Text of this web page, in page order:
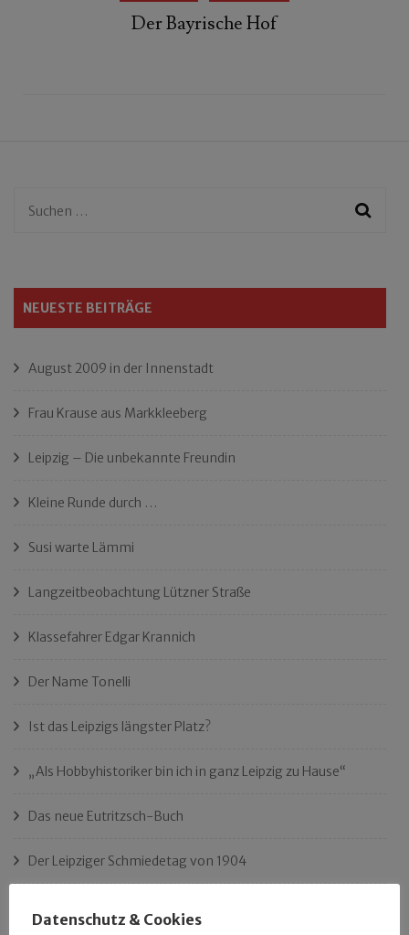
Der Bayrische Hof
Suchen
NEUESTE BEITRÄGE
August 2009 in der Innenstadt
Frau Krause aus Markkleeberg
Leipzig – Die unbekannte Freundin
Kleine Runde durch …
Susi warte Lämmi
Langzeitbeobachtung Lützner Straße
Klassefahrer Edgar Krannich
Der Name Tonelli
Ist das Leipzigs längster Platz?
„Als Hobbyhistoriker bin ich in ganz Leipzig zu Hause“
Das neue Eutritzsch-Buch
Der Leipziger Schmiedetag von 1904
Datenschutz & Cookies